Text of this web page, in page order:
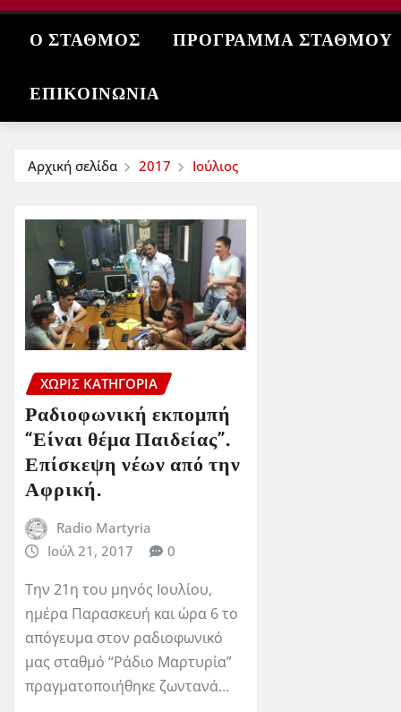
Ο ΣΤΑΘΜΌΣ ΠΡΌΓΡΑΜΜΑ ΣΤΑΘΜΟΎ
ΕΠΙΚΟΙΝΩΝΊΑ
Αρχική σελίδα 2017 Ιούλιος
ΧΩΡΊΣ ΚΑΤΗΓΟΡΊΑ
Ραδιοφωνική εκπομπή
“Είναι θέμα Παιδείας”.
Επίσκεψη νέων από την
Αφρική.
Radio Martyria
Ιούλ 21, 2017
0
Την 21η του μηνός Ιουλίου,
ημέρα Παρασκευή και ώρα 6 το
απόγευμα στον ραδιοφωνικό
μας σταθμό “Ράδιο Μαρτυρία”
πραγματοποιήθηκε ζωντανά…